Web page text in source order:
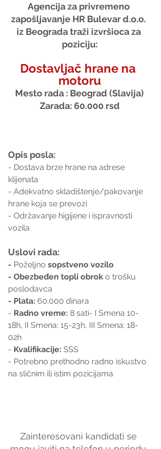
Agencija za privremeno
zapošljavanje HR Bulevar d.o.o.
iz Beograda traži izvršioca za
poziciju:
Dostavljač hrane na
motoru
Mesto rada : Beograd (Slavija)
Zarada: 60.000 rsd
Opis posla:
- Dostava brze hrane na adrese
klijenata
- Adekvatno skladištenje/pakovanje
hrane koja se prevozi
- Održavanje higijene i ispravnosti
vozila
Uslovi rada:
- Poželjno sopstveno vozilo
- Obezbeđen topli obrok o trošku
poslodavca
- Plata: 60.000 dinara
- Radno vreme: 8 sati- I Smena 10-
18h, II Smena: 15-23h, III Smena: 18-
02h
- Kvalifikacije: SSS
- Potrebno prethodno radno iskustvo
na sličnim ili istim pozicijama
Zainteresovani kandidati se